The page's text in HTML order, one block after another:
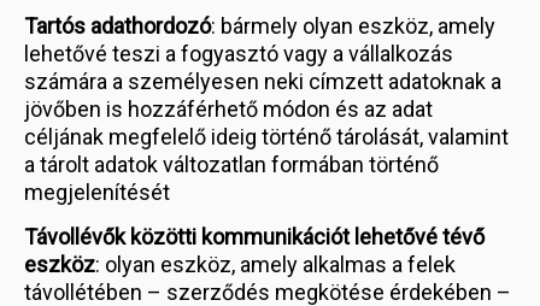
Tartós adathordozó: bármely olyan eszköz, amely
lehetővé teszi a fogyasztó vagy a vállalkozás
számára a személyesen neki címzett adatoknak a
jövőben is hozzáférhető módon és az adat
céljának megfelelő ideig történő tárolását, valamint
a tárolt adatok változatlan formában történő
megjelenítését
Távollévők közötti kommunikációt lehetővé tévő
eszköz: olyan eszköz, amely alkalmas a felek
távollétében – szerződés megkötése érdekében –